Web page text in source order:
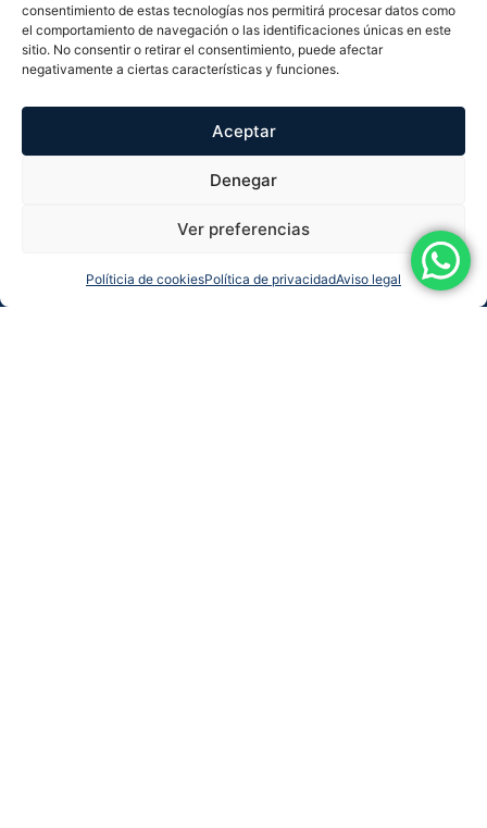
consentimiento de estas tecnologías nos permitirá procesar datos como
el comportamiento de navegación o las identificaciones únicas en este
sitio. No consentir o retirar el consentimiento, puede afectar
negativamente a ciertas características y funciones.
Aceptar
Denegar
Ver preferencias
Políticia de cookiesPolítica de privacidadAviso legal
Localidades
Destacados
Cimma Real Estate